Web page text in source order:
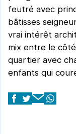
feutré avec
bâtisses
vrai intérêt
mix entre le
quartier avec
enfants qui